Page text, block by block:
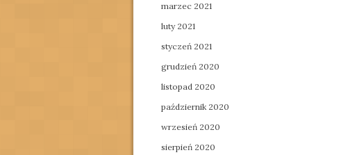
marzec 2021
luty 2021
styczeń 2021
grudzień 2020
listopad 2020
październik 2020
wrzesień 2020
sierpień 2020